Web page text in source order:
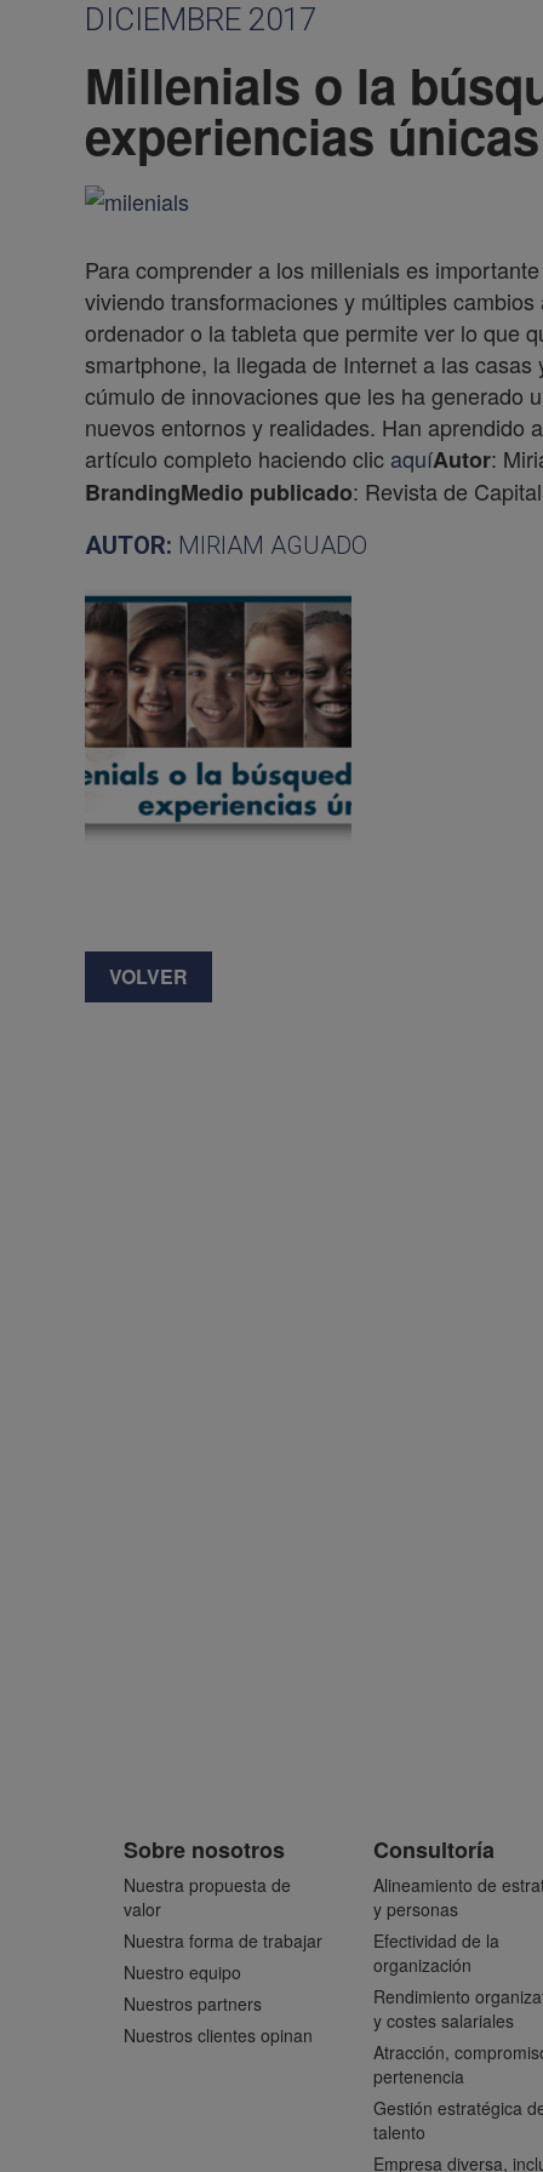
DICIEMBRE 2017
Millenials o la
experiencias únicas
Para comprender a los millenials es
viviendo transformaciones y múltiples
ordenador o la tableta que permite ver lo que
smartphone, la llegada de Internet a las
cúmulo de innovaciones que les ha generado
nuevos entornos y realidades. Han aprendido
artículo completo haciendo clic aquíAutor:
BrandingMedio publicado: Revista de
AUTOR: MIRIAM AGUADO
VOLVER
Sobre nosotros
Nuestra propuesta de
valor
Nuestra forma de trabajar
Nuestro equipo
Nuestros partners
Nuestros clientes opinan
Consultoría
Alineamiento de
y personas
Efectividad de la
organización
Rendimiento
y costes salariales
Atracción,
pertenencia
Gestión estratégica
talento
Empresa diversa,